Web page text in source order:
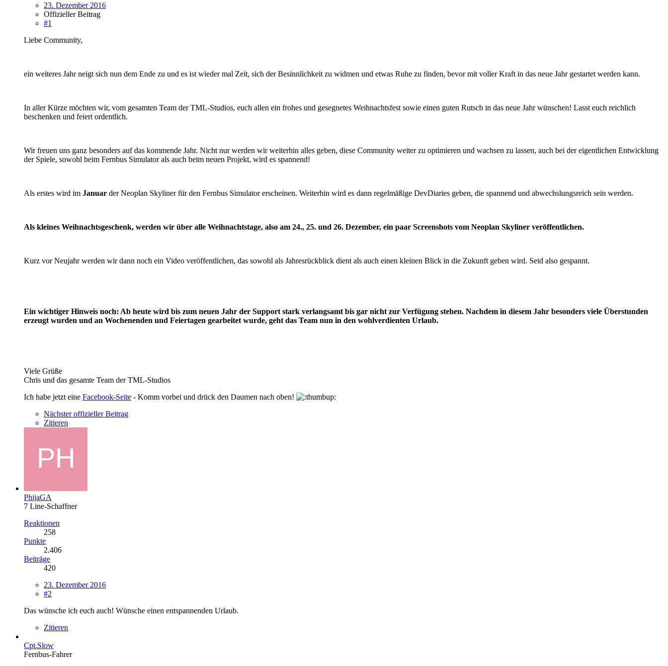
23. Dezember 2016
Offizieller Beitrag
#1
Liebe Community,
ein weiteres Jahr neigt sich nun dem Ende zu und es ist wieder mal Zeit, sich der Besinnlichkeit zu widmen und etwas Ruhe zu finden, bevor mit voller Kraft in das neue Jahr gestartet werden kann.
In aller Kürze möchten wir, vom gesamten Team der TML-Studios, euch allen ein frohes und gesegnetes Weihnachtsfest sowie einen guten Rutsch in das neue Jahr wünschen! Lasst euch reichlich
beschenken und feiert ordentlich.
Wir freuen uns ganz besonders auf das kommende Jahr. Nicht nur werden wir weiterhin alles geben, diese Community weiter zu optimieren und wachsen zu lassen, auch bei der eigentlichen Entwicklung
der Spiele, sowohl beim Fernbus Simulator als auch beim neuen Projekt, wird es spannend!
Als erstes wird im Januar der Neoplan Skyliner für den Fernbus Simulator erscheinen. Weiterhin wird es dann regelmäßige DevDiaries geben, die spannend und abwechslungsreich sein werden.
Als kleines Weihnachtsgeschenk, werden wir über alle Weihnachtstage, also am 24., 25. und 26. Dezember, ein paar Screenshots vom Neoplan Skyliner veröffentlichen.
Kurz vor Neujahr werden wir dann noch ein Video veröffentlichen, das sowohl als Jahresrückblick dient als auch einen kleinen Blick in die Zukunft geben wird. Seid also gespannt.
Ein wichtiger Hinweis noch: Ab heute wird bis zum neuen Jahr der Support stark verlangsamt bis gar nicht zur Verfügung stehen. Nachdem in diesem Jahr besonders viele Überstunden
erzeugt wurden und an Wochenenden und Feiertagen gearbeitet wurde, geht das Team nun in den wohlverdienten Urlaub.
Viele Grüße
Chris und das gesamte Team der TML-Studios
Ich habe jetzt eine Facebook-Seite - Komm vorbei und drück den Daumen nach oben!
Nächster offizieller Beitrag
Zitieren
PhijaGA
7 Line-Schaffner
Reaktionen
258
Punkte
2.406
Beiträge
420
23. Dezember 2016
#2
Das wünsche ich euch auch! Wünsche einen entspannenden Urlaub.
Zitieren
Cpt.Slow
Fernbus-Fahrer